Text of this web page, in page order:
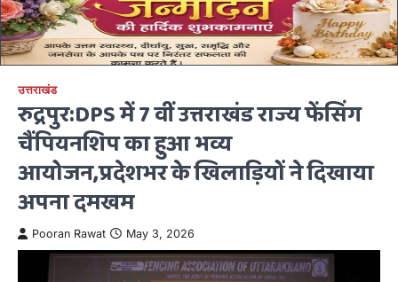
उत्तराखंड
रुद्रपुर:DPS में 7 वीं उत्तराखंड राज्य फेंसिंग
चैंपियनशिप का हुआ भव्य
आयोजन,प्रदेशभर के खिलाड़ियों ने दिखाया
अपना दमखम
Pooran Rawat May 3, 2026